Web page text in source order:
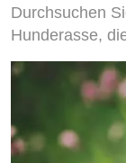
Durchsuchen
Hunderasse,